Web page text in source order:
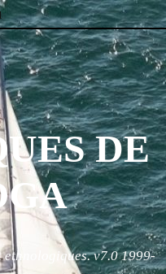
DE
v7.0 1999-